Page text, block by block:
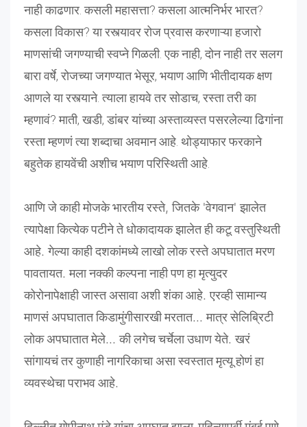
नाही काढणार. कसली महासत्ता? कसला आत्मनिर्भर भारत?
कसला विकास? या रस्त्यावर रोज प्रवास करणाऱ्या हजारो
माणसांची जगण्याची स्वप्ने गिळली. एक नाही, दोन नाही तर सलग
बारा वर्षे, रोजच्या जगण्यात भेसूर, भयाण आणि भीतीदायक क्षण
आणले या रस्त्याने. त्याला हायवे तर सोडाच, रस्ता तरी का
म्हणावं? माती, खडी, डांबर यांच्या अस्ताव्यस्त पसरलेल्या ढिगांना
रस्ता म्हणणं त्या शब्दाचा अवमान आहे. थोड्याफार फरकाने
बहुतेक हायवेंची अशीच भयाण परिस्थिती आहे.
आणिजेकाहीमोजकेभारतीयरस्ते,जितके'वेगवान'झालेत
त्यापेक्षाकित्येकपटीनेतेधोकादायकझालेतहीकटूवस्तुस्थिती
आहे.गेल्याकाहीदशकांमध्येलाखोलोकरस्तेअपघातातमरण
पावतायत.मलानक्कीकल्पनानाहीपणहामृत्युदर
कोरोनापेक्षाहीजास्तअसावाअशीशंकाआहे.एरव्हीसामान्य
माणसंअपघातातकिडामुंगीसारखीमरतात...मात्रसेलिब्रिटी
लोकअपघातातमेले...कीलगेचचर्चेलाउधाणयेते.खरं
सांगायचंतरकुणाहीनागरिकाचाअसास्वस्तातमृत्यूहोणंहा
व्यवस्थेचापराभवआहे.